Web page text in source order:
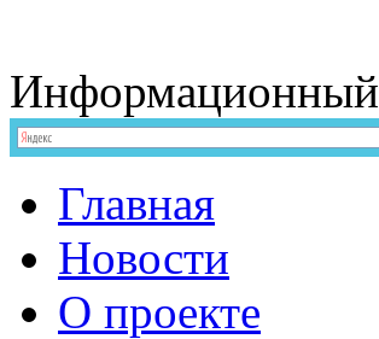
Информационный
Главная
Новости
О проекте